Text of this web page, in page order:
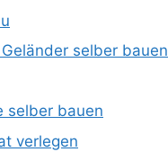
selber bauen
selber bauen
verlegen